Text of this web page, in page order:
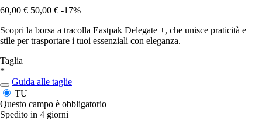
60,00 € 50,00 € -17%
Scopri la borsa a tracolla Eastpak Delegate +, che unisce praticità e
stile per trasportare i tuoi essenziali con eleganza.
Taglia
*
Guida alle taglie
TU
Questo campo è obbligatorio
Spedito in 4 giorni